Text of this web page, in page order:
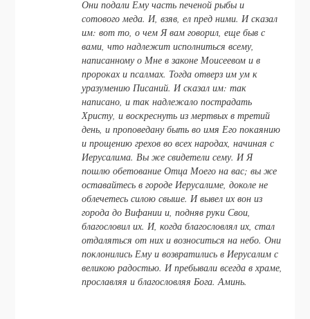
Они подали Ему часть печеной рыбы и
сотового меда. И, взяв, ел пред ними. И сказал
им: вот то, о чем Я вам говорил, еще быв с
вами, что надлежит исполниться всему,
написанному о Мне в законе Моисеевом и в
пророках и псалмах. Тогда отверз им ум к
уразумению Писаний. И сказал им: так
написано, и так надлежало пострадать
Христу, и воскреснуть из мертвых в третий
день, и проповедану быть во имя Его покаянию
и прощению грехов во всех народах, начиная с
Иерусалима. Вы же свидетели сему. И Я
пошлю обетование Отца Моего на вас; вы же
оставайтесь в городе Иерусалиме, доколе не
облечетесь силою свыше. И вывел их вон из
города до Вифании и, подняв руки Свои,
благословил их. И, когда благословлял их, стал
отдаляться от них и возноситься на небо. Они
поклонились Ему и возвратились в Иерусалим с
великою радостью. И пребывали всегда в храме,
прославляя и благословляя Бога. Аминь.